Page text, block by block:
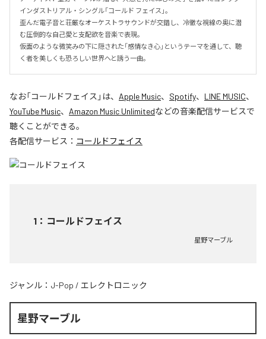
インダストリアル・シングル「コールド フェイス」。
歪んだ電子音と荘厳なオーケストラサウンドが交錯し、冷徹な視線の奥に潜
む圧倒的な自己愛と支配欲を音楽で表現。
仮面のような微笑みの下に隠された「感情なき心」というテーマを通して、聴
く者を美しくも恐ろしい世界へと誘う一曲。
なお「コールドフェイス 」は、 Apple Music、 Spotify、 LINE MUSIC、
YouTube Music、 Amazon Music Unlimitedなどの音楽配信サービスで
聴くことができる。
各配信サービス： コールドフェイス
1 ： コールドフェイス
星野マーブル
ジャンル： J-Pop / エレクトロニック
星野マーブル